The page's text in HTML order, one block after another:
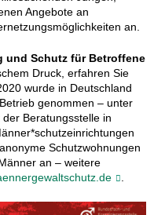
Angebote an
an.
und Schutz für Betroffene
Druck, erfahren Sie
wurde in Deutschland
genommen – unter
Beratungsstelle in
Schutzwohnungen
an – weitere
.